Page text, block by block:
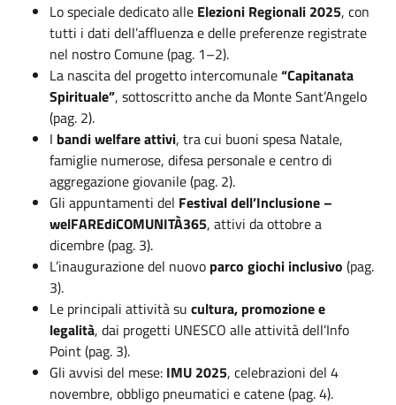
Lo speciale dedicato alle Elezioni Regionali 2025, con
tutti i dati dell’affluenza e delle preferenze registrate
nel nostro Comune (pag. 1–2).
La nascita del progetto intercomunale“Capitanata
Spirituale”, sottoscritto anche da Monte Sant’Angelo
(pag. 2).
I bandi welfare attivi, tra cui buoni spesa Natale,
famiglie numerose, difesa personale e centro di
aggregazione giovanile (pag. 2).
Gli appuntamenti del Festival dell’Inclusione –
welFAREdiCOMUNITÀ365, attivi da ottobre a
dicembre (pag. 3).
L’inaugurazione del nuovo parco giochi inclusivo (pag.
3).
Le principali attività su cultura, promozione e
legalità, dai progetti UNESCO alle attività dell’Info
Point (pag. 3).
Gli avvisi del mese: IMU 2025, celebrazioni del 4
novembre, obbligo pneumatici e catene (pag. 4).